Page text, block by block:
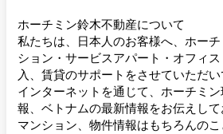
ホーチミン鈴木不動産について
私たちは、日本人のお客様へ、ホー
ション・サービスアパート・オフィ
入、賃貸のサポートをさせていただい
インターネットを通じて、ホーチミ
報、ベトナムの最新情報をお伝えして
マンション、物件情報はもちろんの